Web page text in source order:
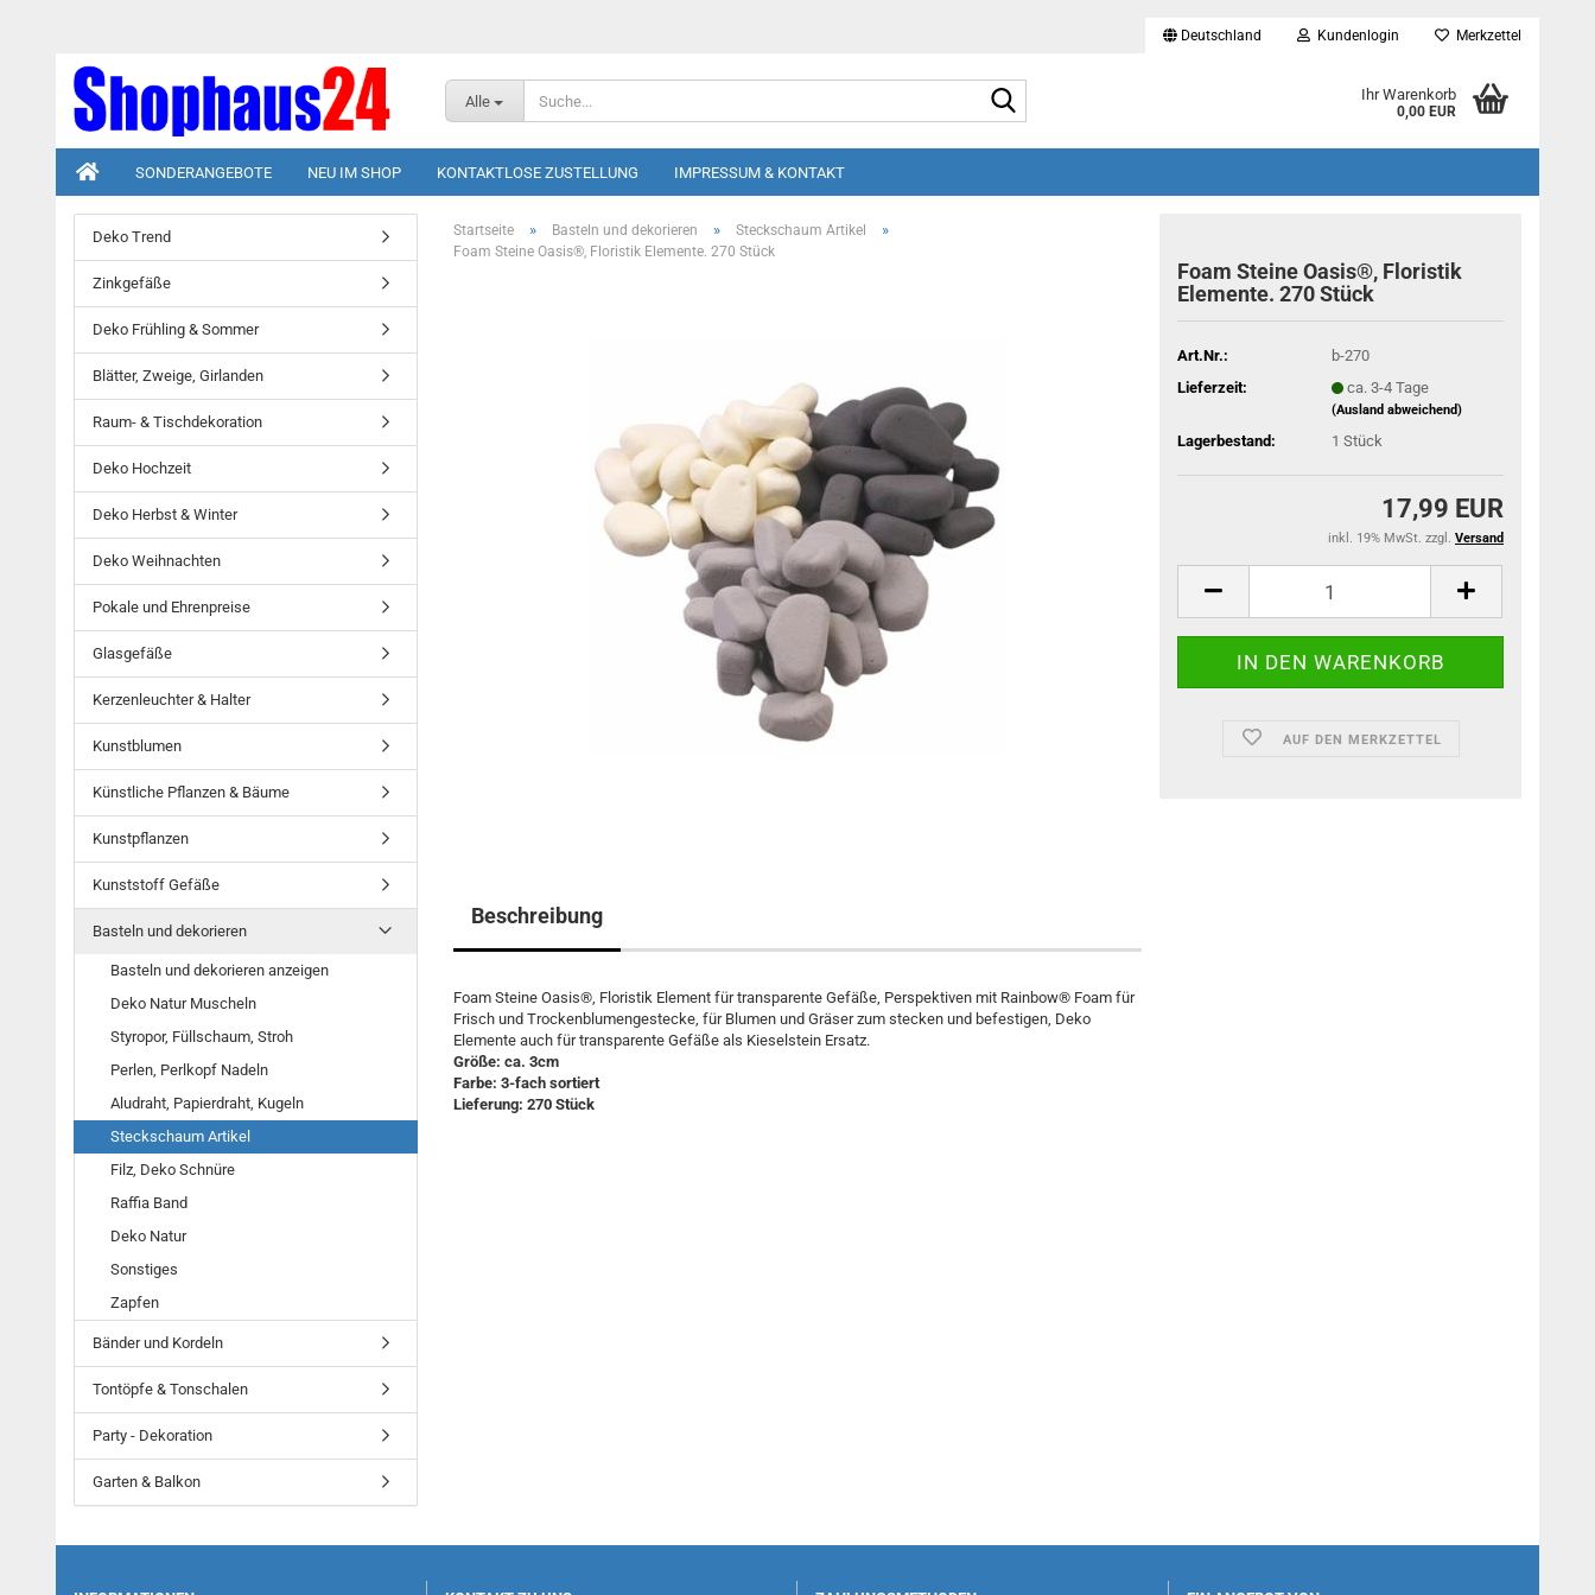
Deutschland Kundenlogin Merkzettel
Alle Ihr Warenkorb
0,00 EUR
SONDERANGEBOTE NEU IM SHOP KONTAKTLOSE ZUSTELLUNG IMPRESSUM & KONTAKT
Startseite » Basteln und dekorieren » Steckschaum Artikel »
Foam Steine Oasis®, Floristik Elemente. 270 Stück
Foam Steine Oasis®, Floristik
Elemente. 270 Stück
Art.Nr.:
b-270
Lieferzeit:
ca. 3-4 Tage
(Ausland abweichend)
Lagerbestand: 1 Stück
17,99 EUR
inkl. 19% MwSt. zzgl. Versand
AUF DEN MERKZETTEL
Beschreibung
Foam Steine Oasis®, Floristik Element für transparente Gefäße, Perspektiven mit Rainbow® Foam für
Frisch und Trockenblumengestecke, für Blumen und Gräser zum stecken und befestigen, Deko
Elemente auch für transparente Gefäße als Kieselstein Ersatz.
Größe: ca. 3cm
Farbe: 3-fach sortiert
Lieferung: 270 Stück
Deko Trend
Zinkgefäße
Deko Frühling & Sommer
Blätter, Zweige, Girlanden
Raum- & Tischdekoration
Deko Hochzeit
Deko Herbst & Winter
Deko Weihnachten
Pokale und Ehrenpreise
Glasgefäße
Kerzenleuchter & Halter
Kunstblumen
Künstliche Pflanzen & Bäume
Kunstpflanzen
Kunststoff Gefäße
Basteln und dekorieren
Basteln und dekorieren anzeigen
Deko Natur Muscheln
Styropor, Füllschaum, Stroh
Perlen, Perlkopf Nadeln
Aludraht, Papierdraht, Kugeln
Steckschaum Artikel
Filz, Deko Schnüre
Raffia Band
Deko Natur
Sonstiges
Zapfen
Bänder und Kordeln
Tontöpfe & Tonschalen
Party - Dekoration
Garten & Balkon